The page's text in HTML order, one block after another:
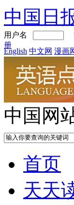
中国日
用户名
册
English 中文网 漫画
中国网
首页
天天